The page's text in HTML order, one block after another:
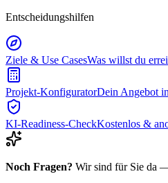
Entscheidungshilfen
Ziele & Use CasesWas willst du
Projekt-KonfiguratorDein Angebot
KI-Readiness-CheckKostenlos &
Noch Fragen? Wir sind für Sie da